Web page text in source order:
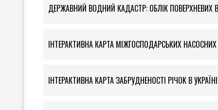
ДЕРЖАВНИЙ ВОДНИЙ КАДАСТР: ОБЛІК ПОВЕРХНЕВИХ
ІНТЕРАКТИВНА КАРТА МІЖГОСПОДАРСЬКИХ
ІНТЕРАКТИВНА КАРТА ЗАБРУДНЕНОСТІ РІЧОК В УКРАЇНІ